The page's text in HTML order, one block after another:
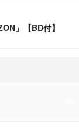
」【BD付】